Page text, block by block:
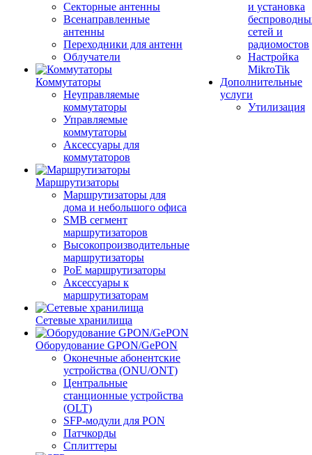
Секторные антенны
Всенаправленные
антенны
Переходники для антенн
Облучатели
Коммутаторы
Неуправляемые
коммутаторы
Управляемые
коммутаторы
Аксессуары для
коммутаторов
Маршрутизаторы
Маршрутизаторы для
дома и небольшого офиса
SMB сегмент
маршрутизаторов
Высокопроизводительные
маршрутизаторы
PoE маршрутизаторы
Аксессуары к
маршрутизаторам
Сетевые хранилища
Оборудование GPON/GePON
Оконечные абонентские
устройства (ONU/ONT)
Центральные
станционные устройства
(OLT)
SFP-модули для PON
Патчкорды
Сплиттеры
и установка
сетей и
радиомостов
Настройка
MikroTik
Дополнительные
услуги
Утилизация